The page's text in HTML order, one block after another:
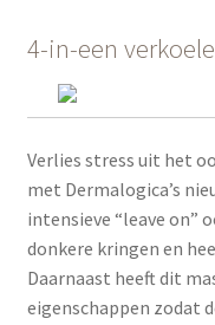
4-in-een
Verlies stress uit het
met Dermalogica’s
intensieve “leave on”
donkere kringen en
Daarnaast heeft dit
eigenschappen zodat